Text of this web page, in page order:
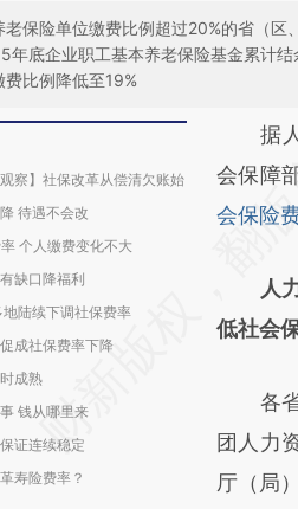
保险单位缴费比例超过20%的省（
年底企业职工基本养老保险基金累计
比例降低至19%
察】社保改革从偿清欠账始
待遇不会改
个人缴费变化不大
缺口降福利
陆续下调社保费率
成社保费率下降
成熟
钱从哪里来
证连续稳定
寿险费率？
请务必
AI
[https://
成，可
新观点
据人
会保障
会保险
人
低社会
各省
团人力
厅（局